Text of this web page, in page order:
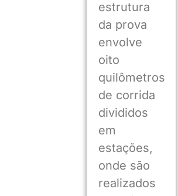
estrutura
da prova
envolve
oito
quilômetros
de corrida
divididos
em
estações,
onde são
realizados